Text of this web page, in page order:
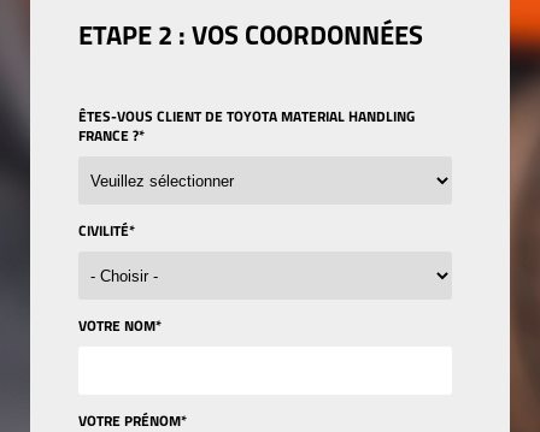
ETAPE 2 : VOS COORDONNÉES
ÊTES-VOUS CLIENT DE TOYOTA MATERIAL HANDLING
FRANCE ?*
CIVILITÉ*
VOTRE NOM*
VOTRE PRÉNOM*